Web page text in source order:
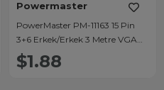
Powermaster
PowerMaster PM-11163 15 Pin
3+6 Erkek/Erkek 3 Metre VGA
Görüntü Kablosu
$1.88